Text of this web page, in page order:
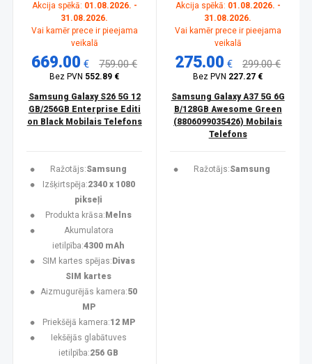
Akcija spēkā: 01.08.2026. -
31.08.2026.
Vai kamēr prece ir pieejama
veikalā
669.00 € 759.00 €
Bez PVN 552.89 €
Samsung Galaxy S26 5G 12
GB/256GB Enterprise Editi
on Black Mobilais Telefons
Ražotājs:Samsung
Izšķirtspēja:2340 x 1080
pikseļi
Produkta krāsa: Melns
Akumulatora
ietilpība:4300 mAh
SIM kartes spējas: Divas
SIM kartes
Aizmugurējās kamera:50
MP
Priekšējā kamera:12 MP
Iekšējās glabātuves
ietilpība:256 GB
Akcija spēkā: 01.08.2026. -
31.08.2026.
Vai kamēr prece ir pieejama
veikalā
275.00 € 299.00 €
Bez PVN 227.27 €
Samsung Galaxy A37 5G 6G
B/128GB Awesome Green
(8806099035426) Mobilais
Telefons
Ražotājs:Samsung